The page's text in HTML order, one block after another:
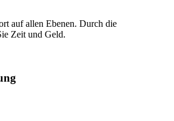
auf allen Ebenen. Durch die
Zeit und Geld.